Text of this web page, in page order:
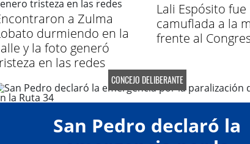
a Zulma
durmiendo en la
y la foto generó
en las redes
Lali Espósito fue
camuflada a la
frente al
CONCEJO DELIBERANTE
San Pedro declaró la